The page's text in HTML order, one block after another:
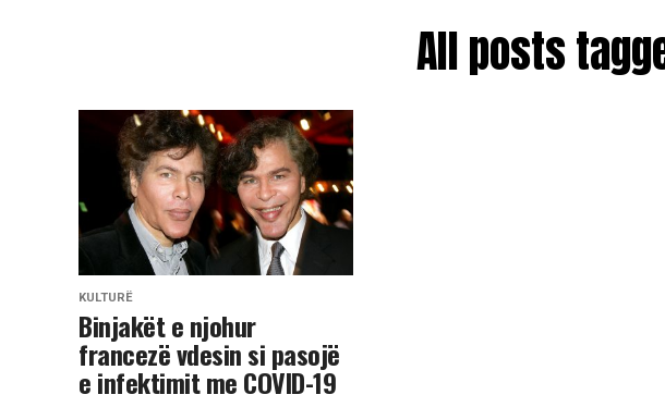
All posts
KULTURË
Binjakët e njohur
francezë vdesin si pasojë
e infektimit me COVID-19